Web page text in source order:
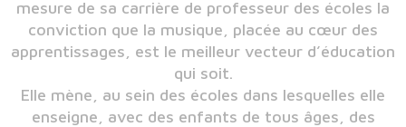
mesure de sa carrière de professeur des écoles la
conviction que la musique, placée au cœur des
apprentissages, est le meilleur vecteur d’éducation
qui soit.
Elle mène, au sein des écoles dans lesquelles elle
enseigne, avec des enfants de tous âges, des